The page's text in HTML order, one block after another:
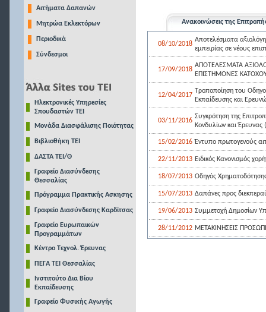
Αιτήματα Δαπανών
Μητρώα Εκλεκτόρων
Περιοδικά
Σύνδεσμοι
Ηλεκτρονικές Υπηρεσίες
Σπουδαστών ΤΕΙ
Μονάδα Διασφάλισης Ποιότητας
Βιβλιοθήκη ΤΕΙ
ΔΑΣΤΑ ΤΕΙ/Θ
Γραφείο Διασύνδεσης
Θεσσαλίας
Πρόγραμμα Πρακτικής Ασκησης
Γραφείο Διασύνδεσης Καρδίτσας
Γραφείο Ευρωπαικών
Προγραμμάτων
Κέντρο Τεχνολ. Έρευνας
ΠΕΓΑ ΤΕΙ Θεσσαλίας
Ινστιτούτο Δια Βίου
Εκπαίδευσης
Γραφείο Φυσικής Αγωγής
Ανακοινώσεις της
08/10/2018
Αποτελέσματα
εμπειρίας σε νέους
17/09/2018
ΑΠΟΤΕΛΕΣΜΑΤΑ
ΕΠΙΣΤΗΜΟΝΕΣ
12/04/2017
Τροποποίηση του
Εκπαίδευσης και
03/11/2016
Συγκρότηση της
Κονδυλίων και
15/02/2016 Έντυπο πρωτογενούς
22/11/2013 Ειδικός Κανονισμός
18/07/2013 Οδηγός
15/07/2013 Δαπάνες προς
19/06/2013 Συμμετοχή Δημοσίων
28/11/2012 ΜΕΤΑΚΙΝΗΣΕΙΣ